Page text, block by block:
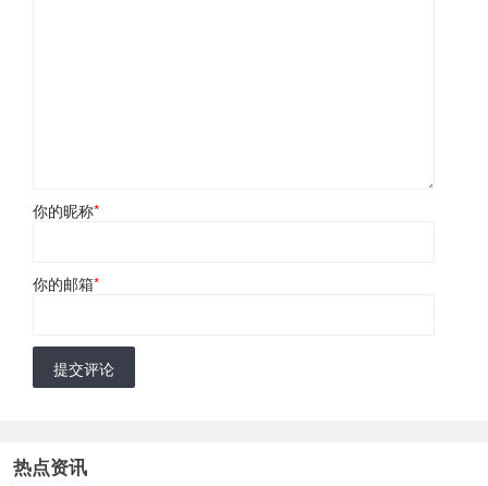
你的昵称*
你的邮箱*
提交评论
热点资讯